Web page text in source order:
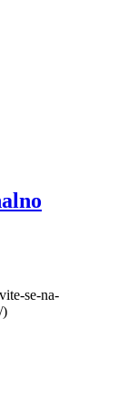
se-na-
)